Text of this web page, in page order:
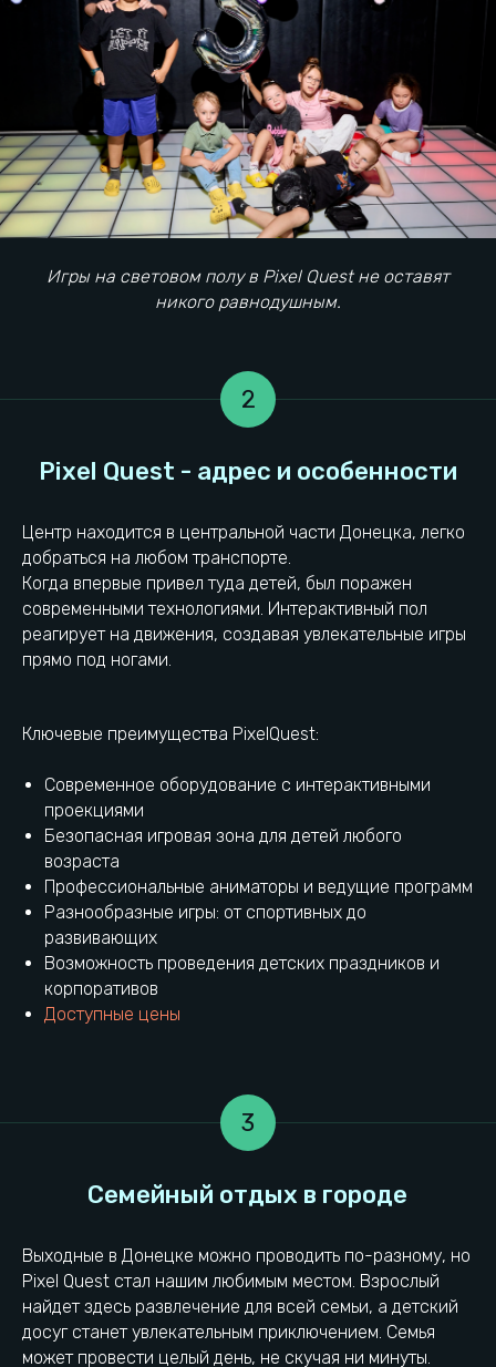
Игры на световом полу в Pixel Quest не оставят
никого равнодушным.
2
Центр находится в центральной части Донецка, легко
добраться на любом транспорте.
Когда впервые привел туда детей, был поражен
современными технологиями. Интерактивный пол
реагирует на движения, создавая увлекательные игры
прямо под ногами.
Ключевые преимущества PixelQuest:
Современное оборудование с интерактивными
проекциями
Безопасная игровая зона для детей любого
возраста
Профессиональные аниматоры и ведущие программ
Разнообразные игры: от спортивных до
развивающих
Возможность проведения детских праздников и
корпоративов
Доступные цены
3
Выходные в Донецке можно проводить по-разному, но
Pixel Quest стал нашим любимым местом. Взрослый
найдет здесь развлечение для всей семьи, а детский
досуг станет увлекательным приключением. Семья
может провести целый день, не скучая ни минуты.